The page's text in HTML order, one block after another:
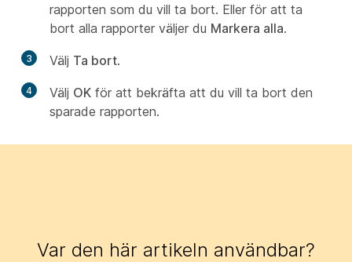
rapporten som du vill ta bort. Eller för att ta
bort alla rapporter väljer du Markera alla.
3 Välj Ta bort.
4 Välj OK för att bekräfta att du vill ta bort den
sparade rapporten.
Var den här artikeln användbar?